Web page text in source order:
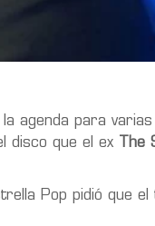
agenda para varias
disco que el ex
The
Pop pidió que el